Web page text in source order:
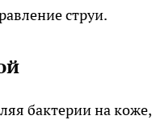
струи.
бактерии на коже,